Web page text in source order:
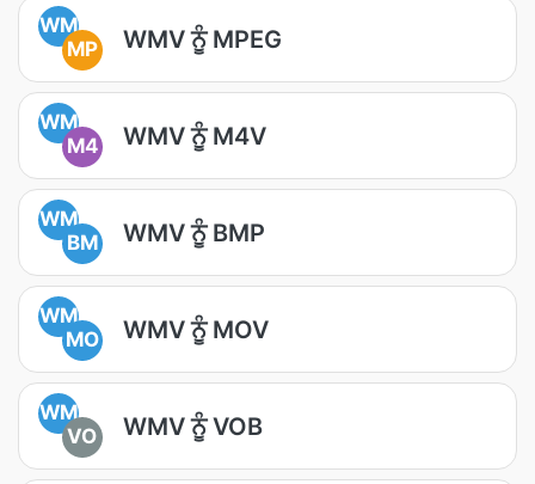
WM
MP
WMV ਨੂੰ MPEG
WM
M4
WMV ਨੂੰ M4V
WM
BM
WMV ਨੂੰ BMP
WM
MO
WMV ਨੂੰ MOV
WM
VO
WMV ਨੂੰ VOB